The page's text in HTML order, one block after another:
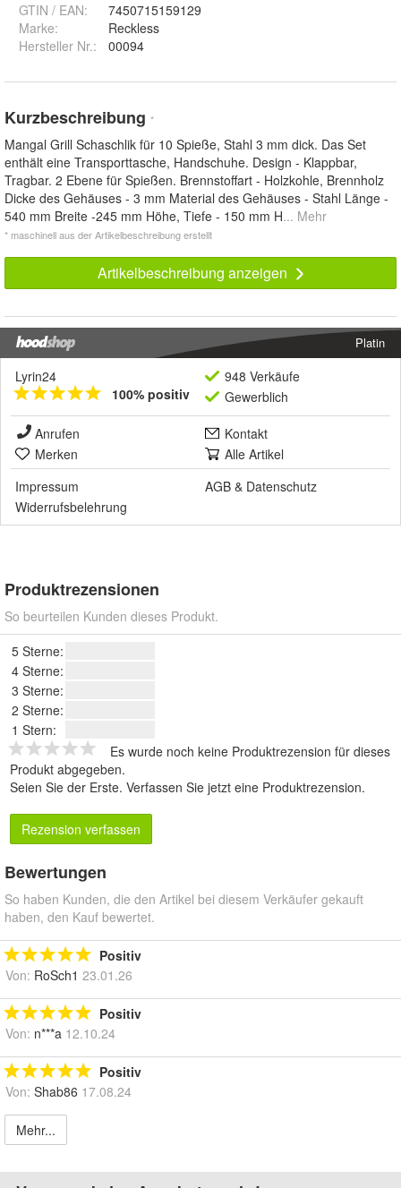
GTIN / EAN:
7450715159129
Marke:
Reckless
Hersteller Nr.:
00094
Kurzbeschreibung *
Mangal Grill Schaschlik für 10 Spieße, Stahl 3 mm dick. Das Set
enthält eine Transporttasche, Handschuhe. Design - Klappbar,
Tragbar. 2 Ebene für Spießen. Brennstoffart - Holzkohle, Brennholz
Dicke des Gehäuses - 3 mm Material des Gehäuses - Stahl Länge -
540 mm Breite -245 mm Höhe, Tiefe - 150 mm H... Mehr
* maschinell aus der Artikelbeschreibung erstellt
Artikelbeschreibung anzeigen
Platin
Lyrin24
100% positiv
948 Verkäufe
Gewerblich
Anrufen
Kontakt
Merken
Alle Artikel
Impressum
AGB & Datenschutz
Widerrufsbelehrung
Produktrezensionen
So beurteilen Kunden dieses Produkt.
5 Sterne:
4 Sterne:
3 Sterne:
2 Sterne:
1 Stern:
Es wurde noch keine Produktrezension für dieses
Produkt abgegeben.
Seien Sie der Erste. Verfassen Sie jetzt eine Produktrezension.
Rezension verfassen
Bewertungen
So haben Kunden, die den Artikel bei diesem Verkäufer gekauft
haben, den Kauf bewertet.
Positiv
Von: RoSch1 23.01.26
Positiv
Von: n***a 12.10.24
Positiv
Von: Shab86 17.08.24
Mehr...